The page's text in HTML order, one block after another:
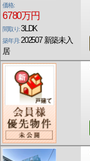
価格:
6780万円
間取り:3LDK
築年月: 202507 新築未入
居